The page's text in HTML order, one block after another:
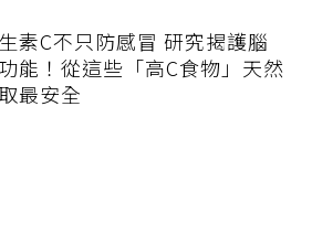
素C不只防感冒 研究揭護腦
能！從這些「高C食物」天然
最安全